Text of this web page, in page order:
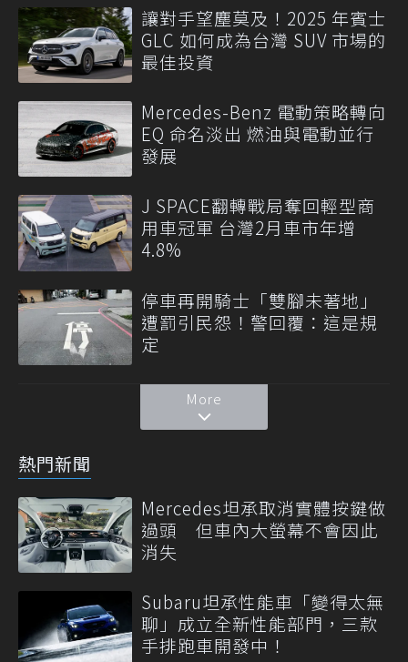
讓對手望塵莫及！2025 年賓士
GLC 如何成為台灣 SUV 市場的
最佳投資
Mercedes-Benz 電動策略轉向
EQ 命名淡出 燃油與電動並行
發展
J SPACE翻轉戰局奪回輕型商
用車冠軍 台灣2月車市年增
4.8%
停車再開騎士「雙腳未著地」
遭罰引民怨！警回覆：這是規
定
More
熱門新聞
Mercedes坦承取消實體按鍵做
過頭 但車內大螢幕不會因此
消失
Subaru坦承性能車「變得太無
聊」成立全新性能部門，三款
手排跑車開發中！